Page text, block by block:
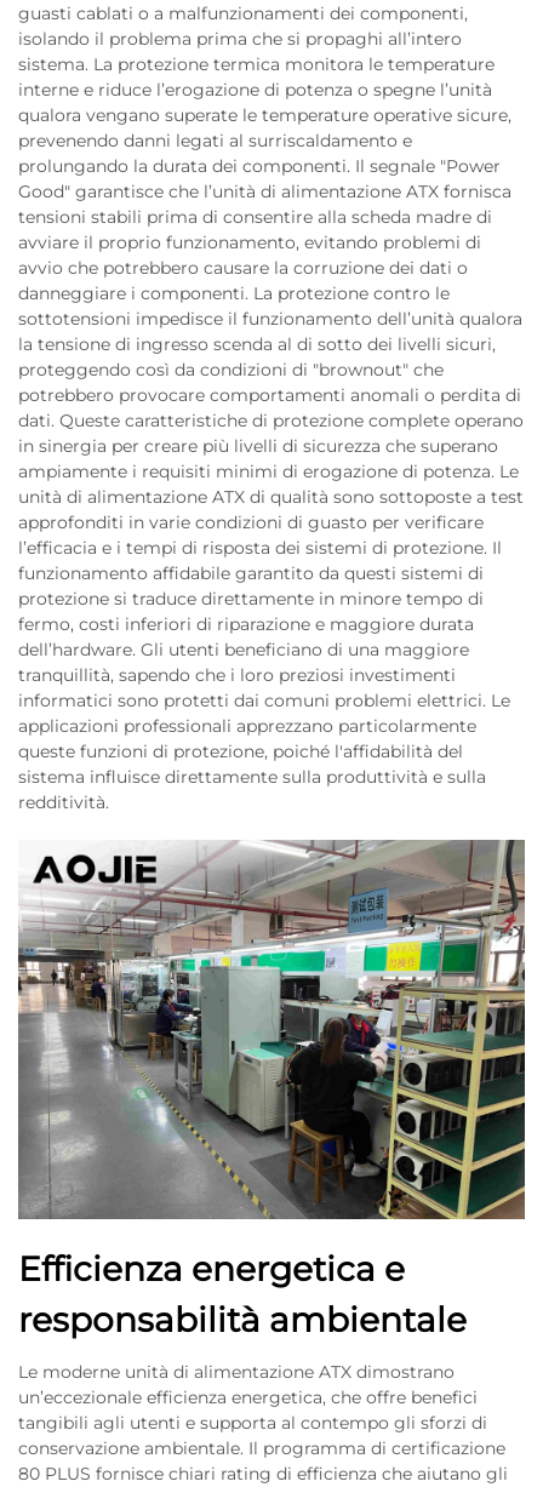
guasti cablati o a malfunzionamenti dei componenti,
isolando il problema prima che si propaghi all’intero
sistema. La protezione termica monitora le temperature
interne e riduce l’erogazione di potenza o spegne l’unità
qualora vengano superate le temperature operative sicure,
prevenendo danni legati al surriscaldamento e
prolungando la durata dei componenti. Il segnale "Power
Good" garantisce che l’unità di alimentazione ATX fornisca
tensioni stabili prima di consentire alla scheda madre di
avviare il proprio funzionamento, evitando problemi di
avvio che potrebbero causare la corruzione dei dati o
danneggiare i componenti. La protezione contro le
sottotensioni impedisce il funzionamento dell’unità qualora
la tensione di ingresso scenda al di sotto dei livelli sicuri,
proteggendo così da condizioni di "brownout" che
potrebbero provocare comportamenti anomali o perdita di
dati. Queste caratteristiche di protezione complete operano
in sinergia per creare più livelli di sicurezza che superano
ampiamente i requisiti minimi di erogazione di potenza. Le
unità di alimentazione ATX di qualità sono sottoposte a test
approfonditi in varie condizioni di guasto per verificare
l’efficacia e i tempi di risposta dei sistemi di protezione. Il
funzionamento affidabile garantito da questi sistemi di
protezione si traduce direttamente in minore tempo di
fermo, costi inferiori di riparazione e maggiore durata
dell’hardware. Gli utenti beneficiano di una maggiore
tranquillità, sapendo che i loro preziosi investimenti
informatici sono protetti dai comuni problemi elettrici. Le
applicazioni professionali apprezzano particolarmente
queste funzioni di protezione, poiché l'affidabilità del
sistema influisce direttamente sulla produttività e sulla
redditività.
Efficienza energetica e
responsabilità ambientale
Le moderne unità di alimentazione ATX dimostrano
un’eccezionale efficienza energetica, che offre benefici
tangibili agli utenti e supporta al contempo gli sforzi di
conservazione ambientale. Il programma di certificazione
80 PLUS fornisce chiari rating di efficienza che aiutano gli